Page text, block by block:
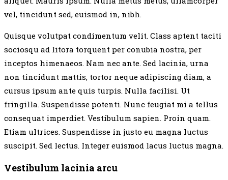
vel, tincidunt sed, euismod in, nibh.
Quisque volutpat condimentum velit. Class aptent taciti
sociosqu ad litora torquent per conubia nostra, per
inceptos himenaeos. Nam nec ante. Sed lacinia, urna
non tincidunt mattis, tortor neque adipiscing diam, a
cursus ipsum ante quis turpis. Nulla facilisi. Ut
fringilla. Suspendisse potenti. Nunc feugiat mi a tellus
consequat imperdiet. Vestibulum sapien. Proin quam.
Etiam ultrices. Suspendisse in justo eu magna luctus
suscipit. Sed lectus. Integer euismod lacus luctus magna.
Vestibulum lacinia arcu